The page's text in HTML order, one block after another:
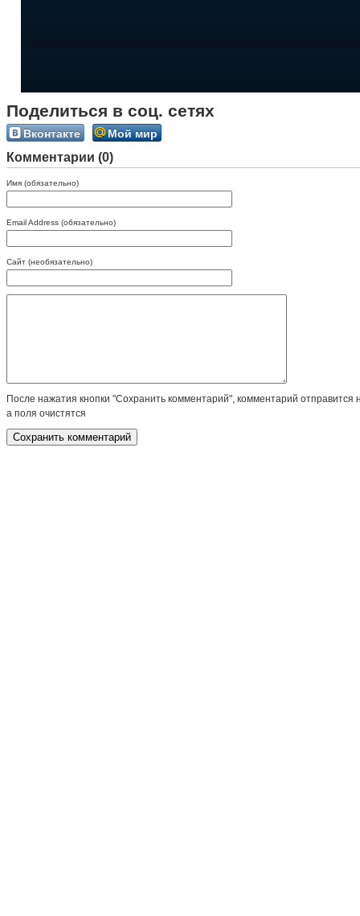
Поделиться в соц. сетях
Вконтакте Мой мир
Комментарии (0)
Имя (обязательно)
Email Address (обязательно)
Сайт (необязательно)
После нажатия кнопки "Сохранить комментарий", комментарий отправится
а поля очистятся